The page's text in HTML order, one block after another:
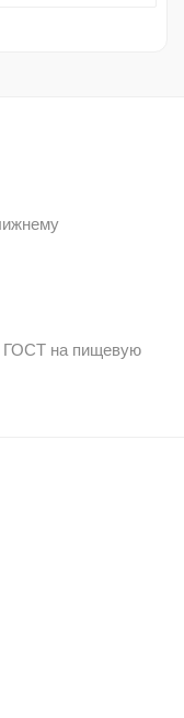
ГОСТ на пищевую